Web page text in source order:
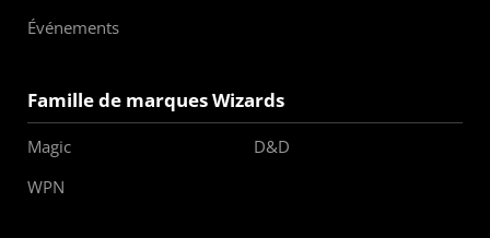
Événements
Famille de marques Wizards
Magic
D&D
WPN